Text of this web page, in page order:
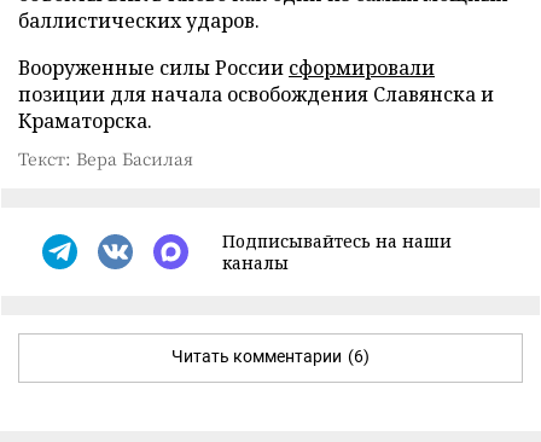
баллистических ударов.
Вооруженные силы России сформировали
позиции для начала освобождения Славянска и
Краматорска.
Текст: Вера Басилая
Подписывайтесь на наши
каналы
Читать комментарии (6)